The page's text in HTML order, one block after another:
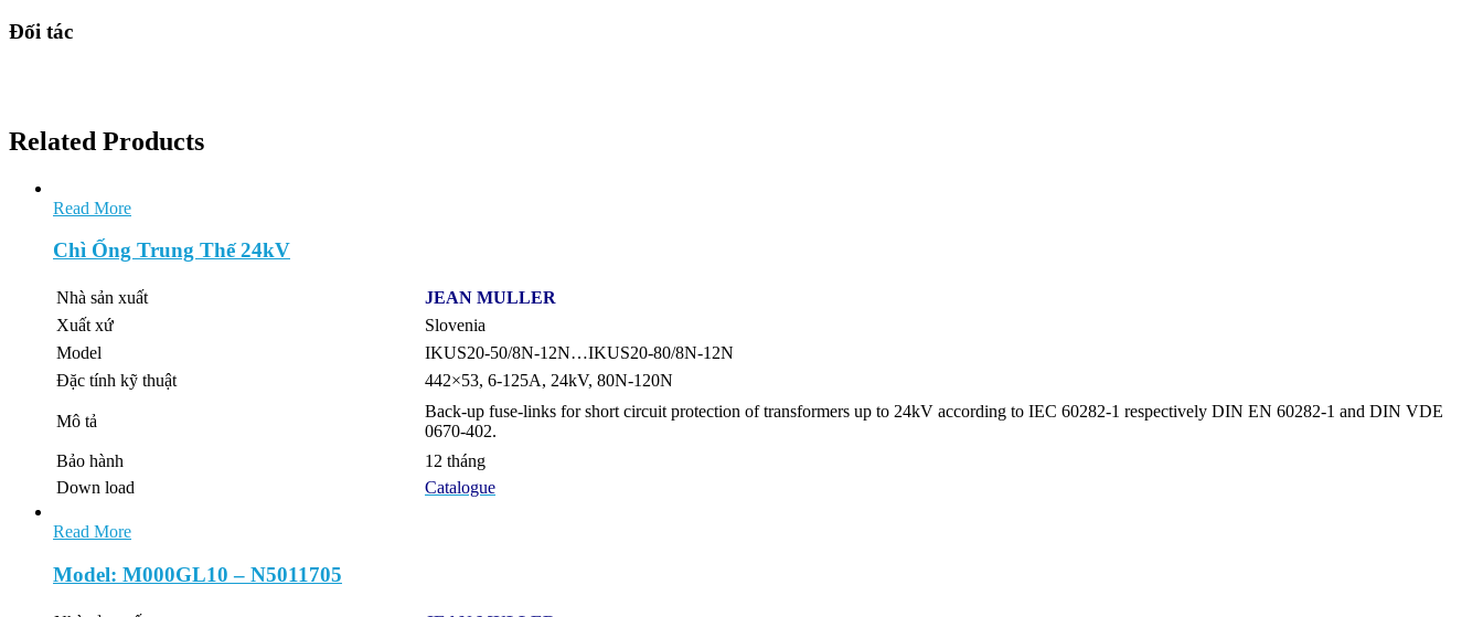
Đối tác
Related Products
Read More
Chì Ống Trung Thế 24kV
Nhà sản xuất
JEAN MULLER
Xuất xứ
Slovenia
Model
IKUS20-50/8N-12N…IKUS20-80/8N-12N
Đặc tính kỹ thuật
442×53, 6-125A, 24kV, 80N-120N
Mô tả
Back-up fuse-links for short circuit protection of transformers up to 24kV according to IEC 60282-1 respectively DIN EN 60282-1 and DIN VDE
0670-402.
Bảo hành
12 tháng
Down load
Catalogue
Read More
Model: M000GL10 – N5011705